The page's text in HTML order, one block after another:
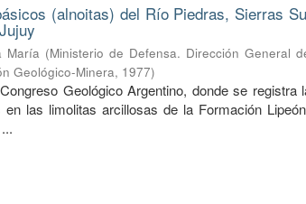
(alnoitas) del Río Piedras, Sierras
María (Ministerio de Defensa. Dirección General
Geológico-Minera, 1977)
Geológico Argentino, donde se registra
las limolitas arcillosas de la Formación